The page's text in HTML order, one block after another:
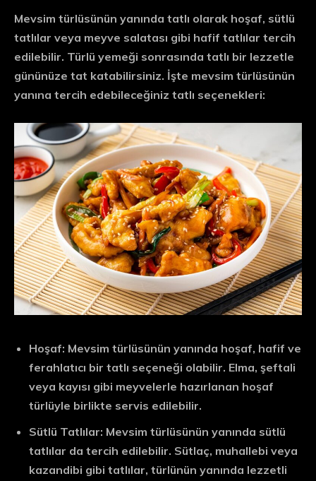
Mevsim türlüsünün yanında tatlı olarak hoşaf, sütlü
tatlılar veya meyve salatası gibi hafif tatlılar tercih
edilebilir. Türlü yemeği sonrasında tatlı bir lezzetle
gününüze tat katabilirsiniz. İşte mevsim türlüsünün
yanına tercih edebileceğiniz tatlı seçenekleri:
Hoşaf: Mevsim türlüsünün yanında hoşaf, hafif ve
ferahlatıcı bir tatlı seçeneği olabilir. Elma, şeftali
veya kayısı gibi meyvelerle hazırlanan hoşaf
türlüyle birlikte servis edilebilir.
Sütlü Tatlılar: Mevsim türlüsünün yanında sütlü
tatlılar da tercih edilebilir. Sütlaç, muhallebi veya
kazandibi gibi tatlılar, türlünün yanında lezzetli